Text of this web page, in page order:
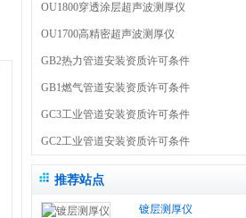
OU1800穿透涂层超声波测厚仪
OU1700高精密超声波测厚仪
GB2热力管道安装资质许可条件
GB1燃气管道安装资质许可条件
GC3工业管道安装资质许可条件
GC2工业管道安装资质许可条件
推荐站点
镀层测厚仪